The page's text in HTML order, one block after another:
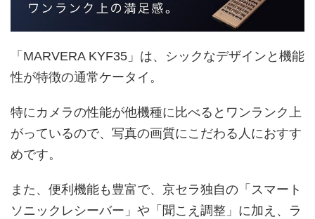
「MARVERA KYF35」は、シックなデザインと機能
性が特徴の通常ケータイ。
特にカメラの性能が他機種に比べるとワンランク上
がっているので、写真の画質にこだわる人におすす
めです。
また、便利機能も豊富で、京セラ独自の「スマート
ソニックレシーバー」や「聞こえ調整」に加え、ラ